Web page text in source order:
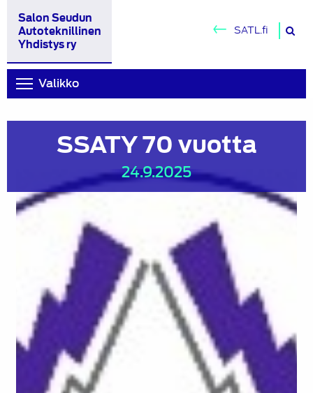
Salon Seudun
Autoteknillinen
Yhdistys ry
SATL.fi
Valikko
SSATY 70 vuotta
24.9.2025